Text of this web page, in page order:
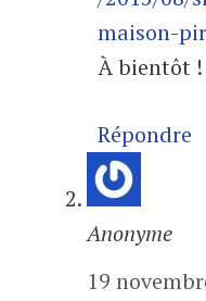
maison-
À bientôt !
Répondre
Anonyme
19